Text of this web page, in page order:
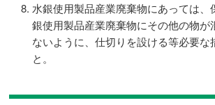
水銀使用製品産業廃棄物にあっては、
銀使用製品産業廃棄物にその他の物が
ないように、仕切りを設ける等必要な
と。